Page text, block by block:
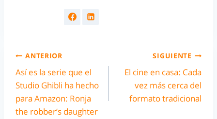
ANTERIOR
Así es la serie que el
Studio Ghibli ha hecho
para Amazon: Ronja
the robber’s daughter
SIGUIENTE
El cine en casa: Cada
vez más cerca del
formato tradicional